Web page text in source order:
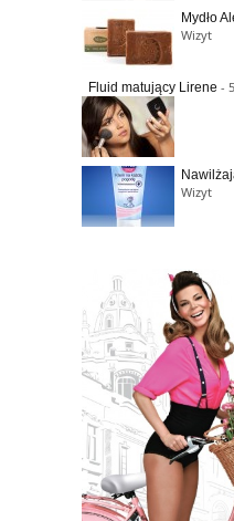
Mydło
Wizyt
Fluid matujący Lirene -
Wizyt